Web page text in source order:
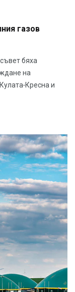
газов
бяха
на
Кресна и